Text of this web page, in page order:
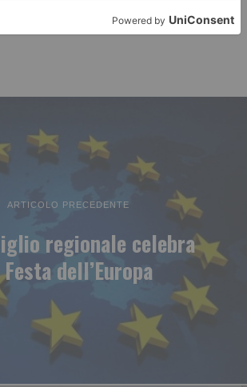
ARTICOLO PRECEDENTE
regionale celebra
dell’Europa